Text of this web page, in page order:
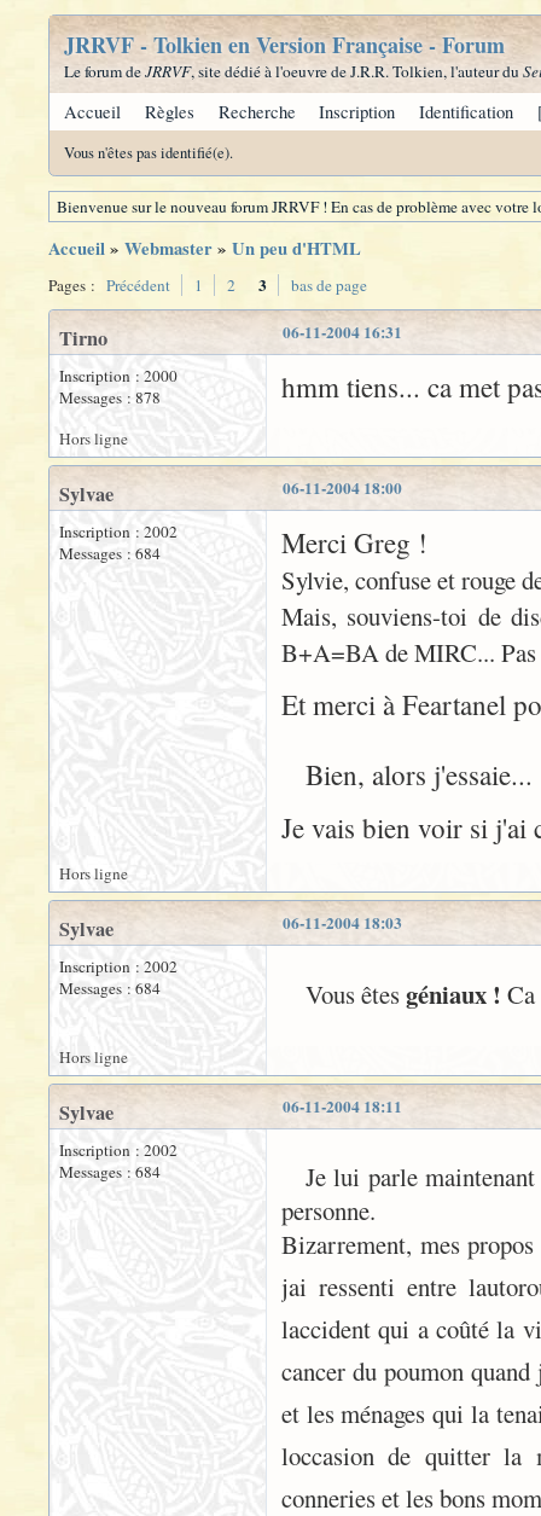
JRRVF - Tolkien en Version Française - Forum
Le forum deJRRVF, site dédié à l'oeuvre de J.R.R. Tolkien, l'auteur du
Accueil Règles Recherche Inscription Identification
Vous n'êtes pas identifié(e).
Bienvenue sur le nouveau forum JRRVF ! En cas de problème avec
Accueil» Webmaster» Un peu d'HTML
Pages : Précédent 1 2 3 bas de page
06-11-2004 16:31
Tirno
Inscription : 2000
Messages : 878
hmm tiens... ca met
Hors ligne
06-11-2004 18:00
Sylvae
Inscription : 2002
Messages : 684
Merci Greg !
Sylvie, confuse et rouge
Mais, souviens-toi de
B+A=BA de MIRC...
Et merci à Feartanel
Bien, alors j'essaie...
Je vais bien voir si j'ai
Hors ligne
06-11-2004 18:03
Sylvae
Inscription : 2002
Messages : 684
Vous êtesgéniaux ! Ca
Hors ligne
06-11-2004 18:11
Sylvae
Inscription : 2002
Messages : 684
Je lui parle
personne.
Bizarrement, mes
jai ressenti entre
laccident qui a coûté la
cancer du poumon
et les ménages qui la
loccasion de quitter
conneries et les bons